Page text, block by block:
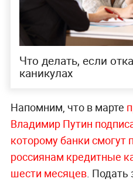
Что делать, если
каникулах
Напомним, что в марте
Владимир Путин
которому банки смогут
россиянам кредитные
шести месяцев. Подать